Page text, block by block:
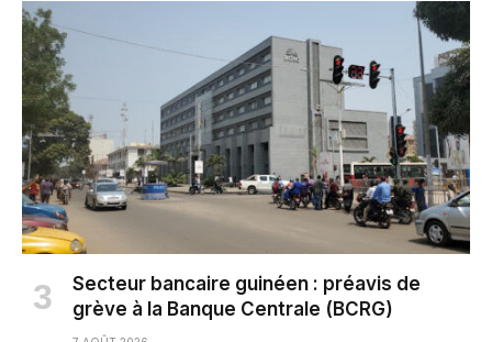
Secteur bancaire guinéen : préavis de
grève à la Banque Centrale (BCRG)